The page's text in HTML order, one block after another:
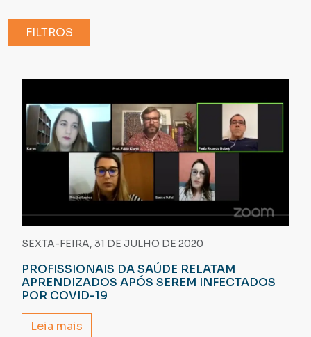
FILTROS
SEXTA-FEIRA, 31 DE JULHO DE 2020
PROFISSIONAIS DA SAÚDE RELATAM
APRENDIZADOS APÓS SEREM INFECTADOS
POR COVID-19
Leia mais